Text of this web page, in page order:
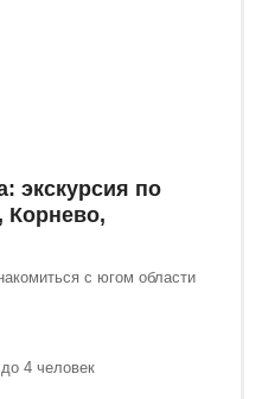
экскурсия по
Корнево,
с югом области
4 человек